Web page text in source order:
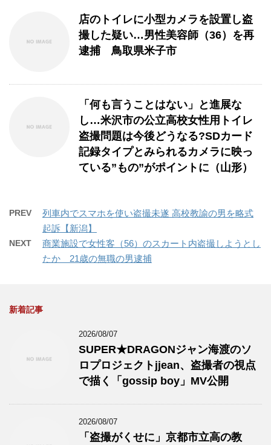
店のトイレに小型カメラを設置し盗
撮した疑い…男性美容師（36）を再
逮捕 鳥取県米子市
「何も言うことはない」と進展な
し…米沢市の公立高校女性用トイレ
盗撮問題は今後どうなる?SDカード
記録タイプとみられるカメラに映っ
ている”もの”がポイントに（山形）
PREV
列車内でスマホを使い盗撮未遂 高校教諭の男を略式
起訴【新潟】
NEXT
商業施設で女性客（56）のスカート内盗撮しようとし
たか 21歳の無職の男逮捕
新着記事
2026/08/07
SUPER★DRAGONジャン海渡のソ
ロプロジェクトjjean、盗撮者の視点
で描く「gossip boy」MV公開
2026/08/07
「盗撮がくせに」京都市立高の教